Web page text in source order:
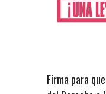
Firma para